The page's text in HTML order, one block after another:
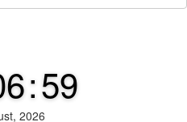
:59
2026